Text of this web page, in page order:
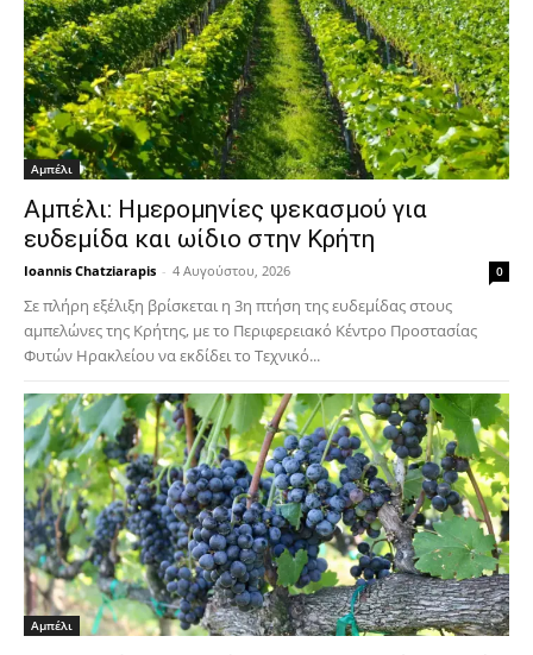
Αμπέλι
Αμπέλι: Ημερομηνίες ψεκασμού για
ευδεμίδα και ωίδιο στην Κρήτη
Ioannis Chatziarapis - 4 Αυγούστου, 2026 0
Σε πλήρη εξέλιξη βρίσκεται η 3η πτήση της ευδεμίδας στους
αμπελώνες της Κρήτης, με το Περιφερειακό Κέντρο Προστασίας
Φυτών Ηρακλείου να εκδίδει το Τεχνικό...
Αμπέλι